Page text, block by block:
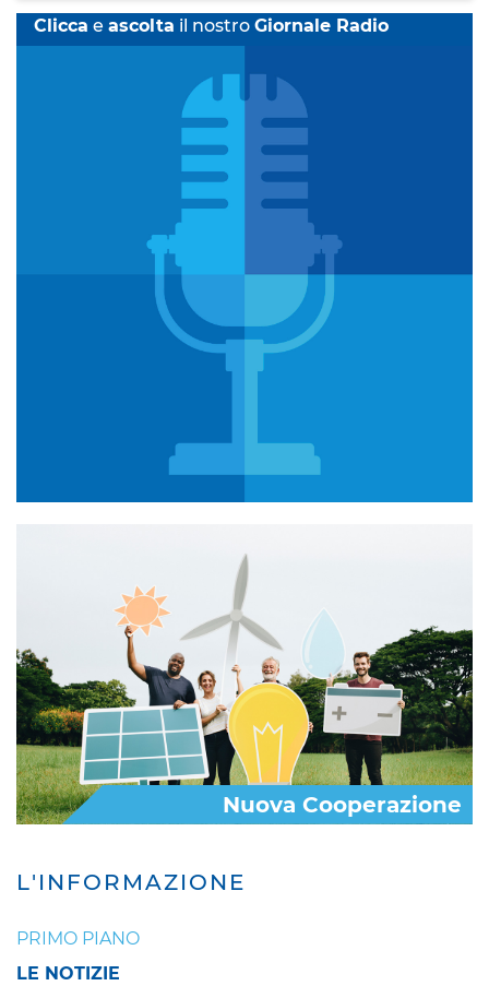
L'INFORMAZIONE
PRIMO PIANO
LE NOTIZIE
Clicca e ascolta il nostro Giornale Radio
Nuova Cooperazione